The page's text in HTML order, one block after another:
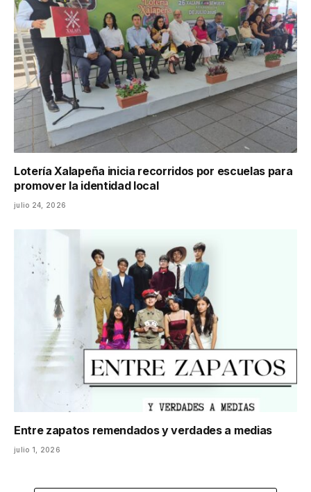
Lotería Xalapeña inicia recorridos por escuelas para
promover la identidad local
julio 24, 2026
Entre zapatos remendados y verdades a medias
julio 1, 2026